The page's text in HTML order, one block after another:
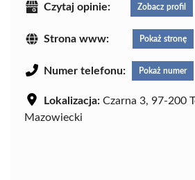
Czytaj opinie: Zobacz profil
Strona www: Pokaż stronę
Numer telefonu: Pokaż numer
Lokalizacja: Czarna 3, 97-200
Mazowiecki